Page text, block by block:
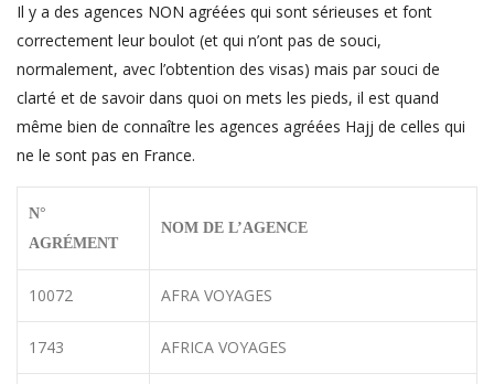
Il y a des agences NON agréées qui sont sérieuses et font
correctement leur boulot (et qui n’ont pas de souci,
normalement, avec l’obtention des visas) mais par souci de
clarté et de savoir dans quoi on mets les pieds, il est quand
même bien de connaître les agences agréées Hajj de celles qui
ne le sont pas en France.
N°
AGRÉMENT
NOM DE L’AGENCE
10072 AFRA VOYAGES
1743 AFRICA VOYAGES